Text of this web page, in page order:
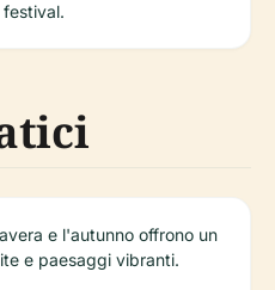
e l'autunno offrono un
e paesaggi vibranti.